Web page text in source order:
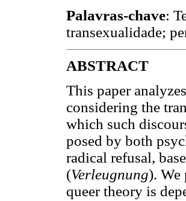
Palavras-chave:
transexualidade;
ABSTRACT
This paper
considering the
which such
posed by both
radical refusal,
(Verleugnung). We
queer theory is